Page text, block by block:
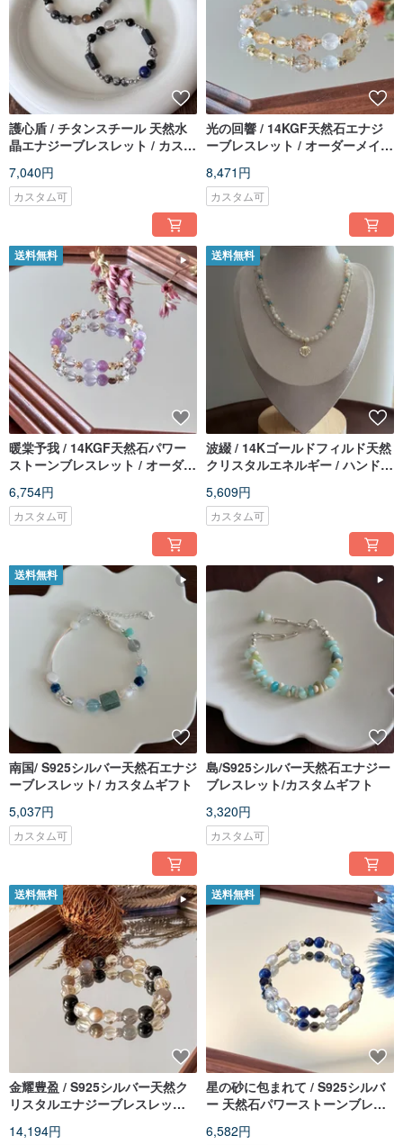
護心盾 / チタンスチール 天然水
晶エナジーブレスレット / カスタ
ション
7,040円
カスタム可
光の回響 / 14KGF天然石エナジ
ーブレスレット / オーダーメイド
8,471円
カスタム可
送料無料
暖棠予我 / 14KGF天然石パワー
ストーンブレスレット / オーダー
6,754円
カスタム可
送料無料
波綴 / 14Kゴールドフィルド天然
クリスタルエネルギー / ハンドメ
ギフト
5,609円
カスタム可
送料無料
南国/ S925シルバー天然石エナジ
ーブレスレット/ カスタムギフト
5,037円
カスタム可
島/S925シルバー天然石エナジー
ブレスレット/カスタムギフト
3,320円
カスタム可
送料無料
金耀豊盈 / S925シルバー天然ク
リスタルエナジーブレスレット /
14,194円
送料無料
星の砂に包まれて / S925シルバ
ー 天然石パワーストーンブレス
6,582円